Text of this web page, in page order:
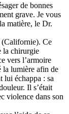
de bonnes
grave. Je vous
matière, le Dr.
(Californie). Ce
la chirurgie
vers l’armoire
la lumière afin de
lui échappa : sa
Il s’était
violence dans son